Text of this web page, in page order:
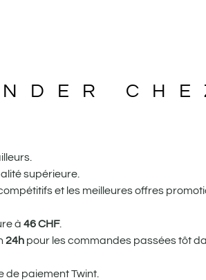
supérieure.
et les meilleures offres
à 46CHF.
24h pour les commandes passées tôt
de paiement Twint.